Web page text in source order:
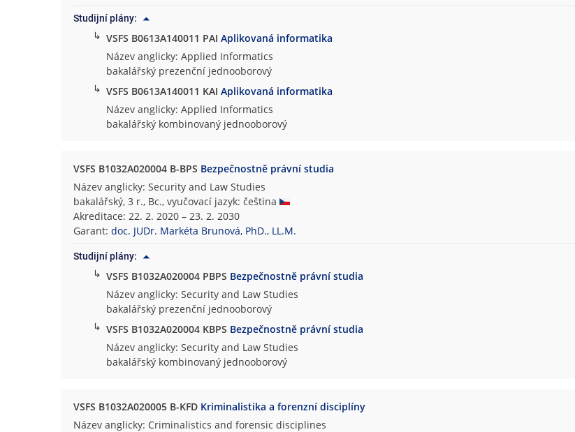
Studijní plány:
↳ VSFS B0613A140011 PAIAplikovaná informatika
Název anglicky: Applied Informatics
bakalářský prezenční jednooborový
↳ VSFS B0613A140011 KAIAplikovaná informatika
Název anglicky: Applied Informatics
bakalářský kombinovaný jednooborový
VSFS B1032A020004 B-BPS Bezpečnostně právní studia
Název anglicky: Security and Law Studies
bakalářský, 3 r., Bc., vyučovací jazyk: čeština
Akreditace: 22. 2. 2020 – 23. 2. 2030
Garant:doc. JUDr. Markéta Brunová, PhD., LL.M.
Studijní plány:
↳ VSFS B1032A020004 PBPS Bezpečnostně právní studia
Název anglicky: Security and Law Studies
bakalářský prezenční jednooborový
↳ VSFS B1032A020004 KBPS Bezpečnostně právní studia
Název anglicky: Security and Law Studies
bakalářský kombinovaný jednooborový
VSFS B1032A020005 B-KFD Kriminalistika a forenzní disciplíny
Název anglicky: Criminalistics and forensic disciplines